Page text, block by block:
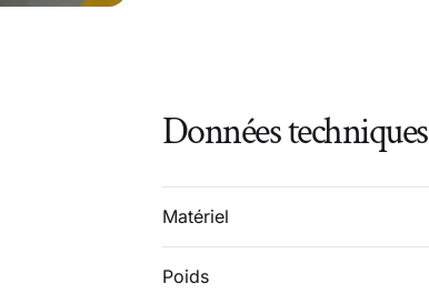
Données techniques
Matériel
Poids